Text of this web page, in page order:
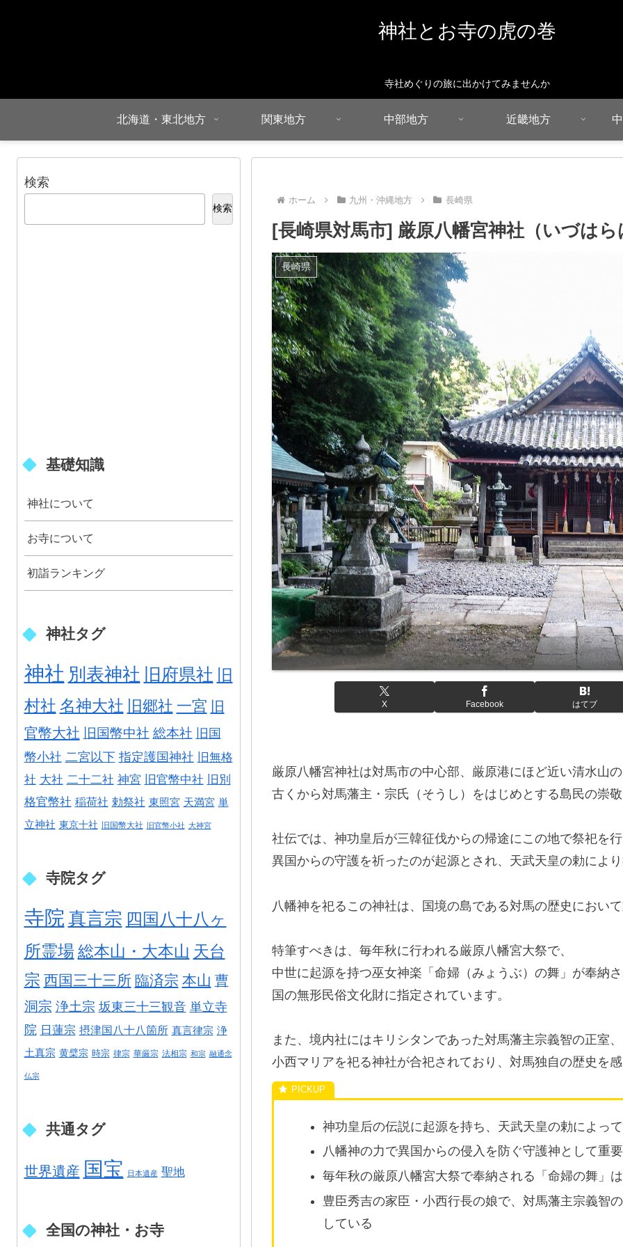
神社とお寺の虎の巻
寺社めぐりの旅に出かけてみませんか
北海道・東北地方 関東地方 中部地方 近畿地方
ホーム 九州・沖縄地方 長崎県
[長崎県対馬市] 厳原八幡宮神社（いづは
長崎県
X Facebook はてブ
厳原八幡宮神社は対馬市の中心部、厳原港にほど近い清水山
古くから対馬藩主・宗氏（そうし）をはじめとする島民の崇
社伝では、神功皇后が三韓征伐からの帰途にこの地で祭祀を
異国からの守護を祈ったのが起源とされ、天武天皇の勅によ
八幡神を祀るこの神社は、国境の島である対馬の歴史におい
特筆すべきは、毎年秋に行われる厳原八幡宮大祭で、
中世に起源を持つ巫女神楽「命婦（みょうぶ）の舞」が奉納
国の無形民俗文化財に指定されています。
また、境内社にはキリシタンであった対馬藩主宗義智の正室、
小西マリアを祀る神社が合祀されており、対馬独自の歴史を
神功皇后の伝説に起源を持ち、天武天皇の勅によっ
八幡神の力で異国からの侵入を防ぐ守護神として重
毎年秋の厳原八幡宮大祭で奉納される「命婦の舞」
豊臣秀吉の家臣・小西行長の娘で、対馬藩主宗義智
している
検索
検索
基礎知識
神社について
お寺について
初詣ランキング
神社タグ
神社 別表神社 旧府県社 旧
村社 名神大社 旧郷社 一宮
旧
官幣大社
旧国幣中社 総本社
旧国
幣小社 二宮以下 指定護国神社 旧無格
社 大社 二十二社 神宮 旧官幣中社
旧別
格官幣社 稲荷社 勅祭社 東照宮 天満宮 単
立神社 東京十社 旧国幣大社 旧官幣小社 大神宮
寺院タグ
寺院 真言宗 四国八十八ヶ
所霊場 総本山・大本山 天台
宗 西国三十三所 臨済宗 本山 曹
洞宗 浄土宗 坂東三十三観音 単立寺
院 日蓮宗 摂津国八十八箇所 真言律宗 浄
土真宗 黄檗宗 時宗 律宗 華厳宗 法相宗 和宗 融通念
仏宗
共通タグ
世界遺産 国宝 日本遺産 聖地
全国の神社・お寺